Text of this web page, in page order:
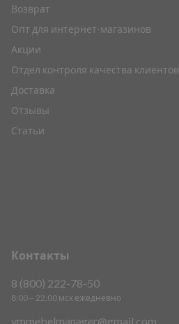
Контакты
8 (800) 222-78-50
8:00 – 22:00 мск ежедневно
vmmebelmanager@gmail.com
Возврат
Опт для интернет-магазинов
Акции
Отдел контроля качества клиентов
Доставка
Отзывы
Статьи